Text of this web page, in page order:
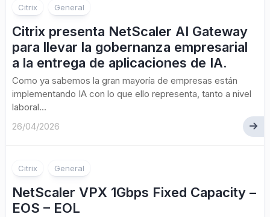
Citrix General
Citrix presenta NetScaler AI Gateway
para llevar la gobernanza empresarial
a la entrega de aplicaciones de IA.
Como ya sabemos la gran mayoría de empresas están
implementando IA con lo que ello representa, tanto a nivel
laboral...
26/04/2026
Citrix General
NetScaler VPX 1Gbps Fixed Capacity –
EOS – EOL